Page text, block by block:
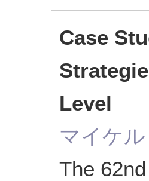
Case
Level
マイケ
The